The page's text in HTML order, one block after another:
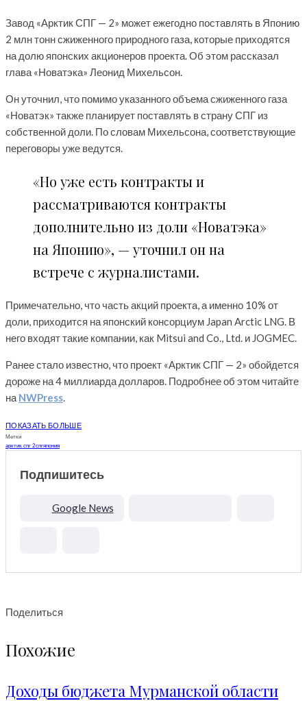
Завод «Арктик СПГ — 2» может ежегодно поставлять в Японию
2 млн тонн сжиженного природного газа, которые приходятся
на долю японских акционеров проекта. Об этом рассказал
глава «Новатэка» Леонид Михельсон.
Он уточнил, что помимо указанного объема сжиженного газа
«Новатэк» также планирует поставлять в страну СПГ из
собственной доли. По словам Михельсона, соответствующие
переговоры уже ведутся.
«Но уже есть контракты и
рассматриваются контракты
дополнительно из доли «Новатэка»
на Японию», — уточнил он на
встрече с журналистами.
Примечательно, что часть акций проекта, а именно 10% от
доли, приходится на японский консорциум Japan Arctic LNG. В
него входят такие компании, как Mitsui and Co., Ltd. и JOGMEC.
Ранее стало известно, что проект «Арктик СПГ — 2» обойдется
дороже на 4 миллиарда долларов. Подробнее об этом читайте
на NWPress.
ПОКАЗАТЬ БОЛЬШЕ
Метки
арктик спг 2спгяпония
Подпишитесь
Google News
Поделиться
Похожие
Доходы бюджета Мурманской области